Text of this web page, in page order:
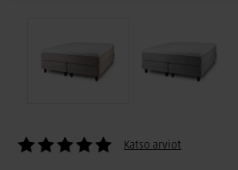
Katso arviot